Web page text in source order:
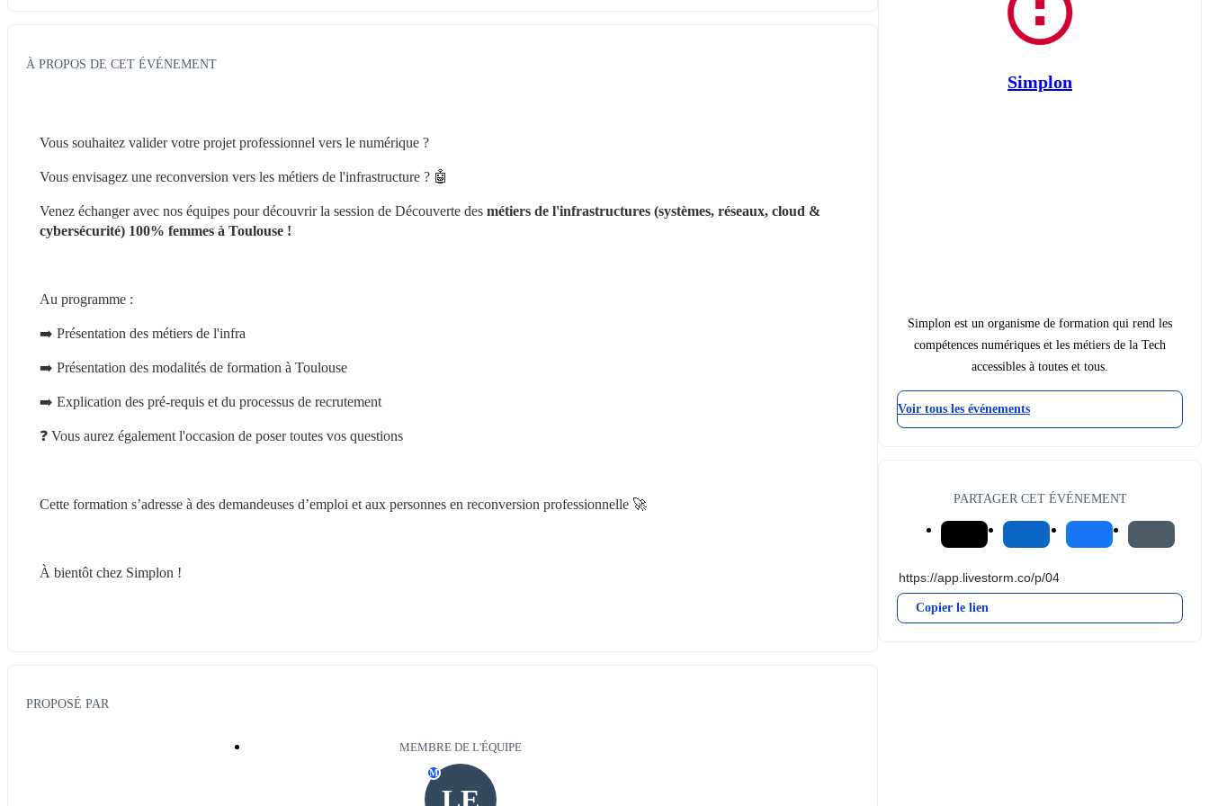
À PROPOS DE CET ÉVÉNEMENT
Vous souhaitez valider votre projet professionnel vers le numérique ?
Vous envisagez une reconversion vers les métiers de l'infrastructure ? 🤖
Venez échanger avec nos équipes pour découvrir la session de Découverte des métiers de l'infrastructures (systèmes, réseaux, cloud &
cybersécurité) 100% femmes à Toulouse !
Au programme :
➡️ Présentation des métiers de l'infra
➡️ Présentation des modalités de formation à Toulouse
➡️ Explication des pré-requis et du processus de recrutement
❓ Vous aurez également l'occasion de poser toutes vos questions
Cette formation s’adresse à des demandeuses d’emploi et aux personnes en reconversion professionnelle 🚀
À bientôt chez Simplon !
PROPOSÉ PAR
MEMBRE DE L'ÉQUIPE
M
Simplon
Simplon est un organisme de formation qui rend les
compétences numériques et les métiers de la Tech
accessibles à toutes et tous.
Voir tous les événements
PARTAGER CET ÉVÉNEMENT
Copier le lien